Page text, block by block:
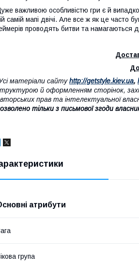
важливою особливістю гри є й
самій мапі двічі. Але все ж як це часто
проводять битви та намагаються
матеріали сайтуhttp://getstyle.kiev.ua,
й оформленням сторінок,
прав та інтелектуальної
тільки з письмової згоди
атрибути
група